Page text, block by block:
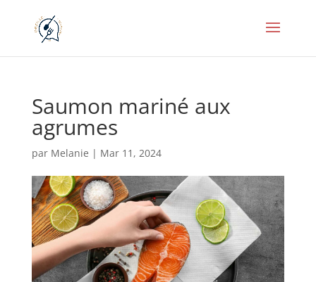
Saumon mariné aux
agrumes
par Melanie | Mar 11, 2024